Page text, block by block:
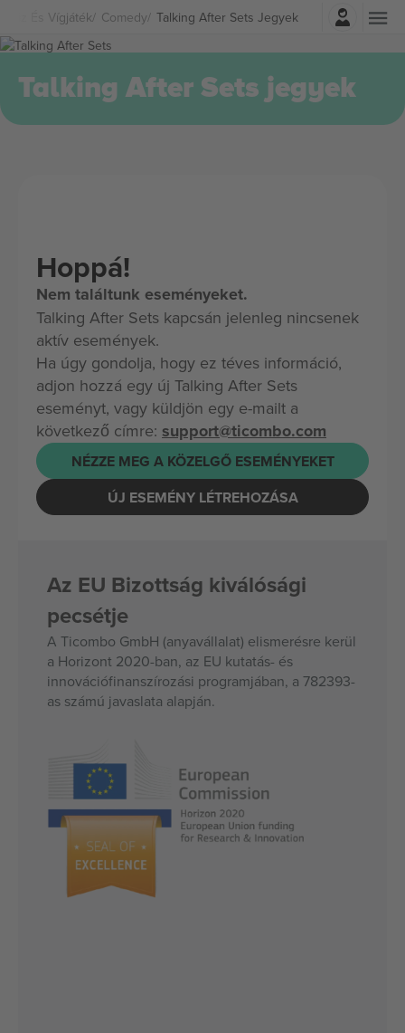
És Vígjáték Comedy Talking After Sets Jegyek
Belépés
Talking After Sets jegyek
Hoppá!
Nem találtunk eseményeket.
Talking After Sets kapcsán jelenleg nincsenek
aktív események.
Ha úgy gondolja, hogy ez téves információ,
adjon hozzá egy új Talking After Sets
eseményt, vagy küldjön egy e-mailt a
következő címre: support@ticombo.com
NÉZZE MEG A KÖZELGŐ ESEMÉNYEKET
ÚJ ESEMÉNY LÉTREHOZÁSA
Az EU Bizottság kiválósági
pecsétje
A Ticombo GmbH (anyavállalat) elismerésre kerül
a Horizont 2020-ban, az EU kutatás- és
innovációfinanszírozási programjában, a 782393-
as számú javaslata alapján.